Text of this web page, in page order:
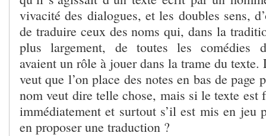
vivacité des dialogues, et les doubles sens,
de traduire ceux des noms qui, dans la
plus largement, de toutes les comédies
avaient un rôle à jouer dans la trame du
veut que l’on place des notes en bas de page
nom veut dire telle chose, mais si le texte est
immédiatement et surtout s’il est mis en jeu
en proposer une traduction ?